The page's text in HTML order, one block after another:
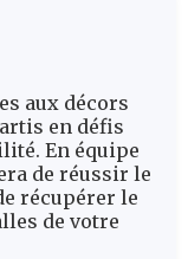
aux décors
en défis
En équipe
de réussir le
récupérer le
de votre